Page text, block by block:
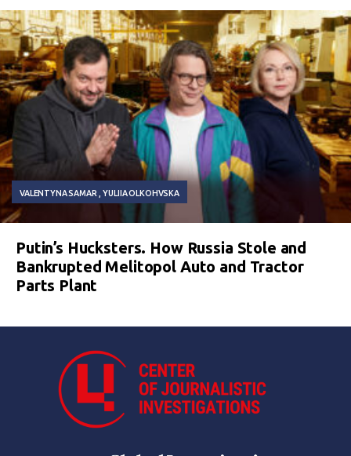
VALENTYNA SAMAR YULIIA OLKOHVSKA
Putin’s Hucksters. How Russia Stole and
Bankrupted Melitopol Auto and Tractor
Parts Plant